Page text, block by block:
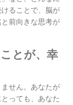
ることで、脳が
と前向きな思考が
とが、幸
せん。あなたが
っても、あなた